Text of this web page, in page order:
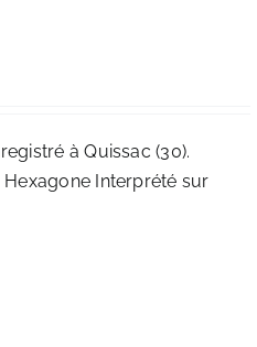
à Quissac (30).
Hexagone Interprété sur